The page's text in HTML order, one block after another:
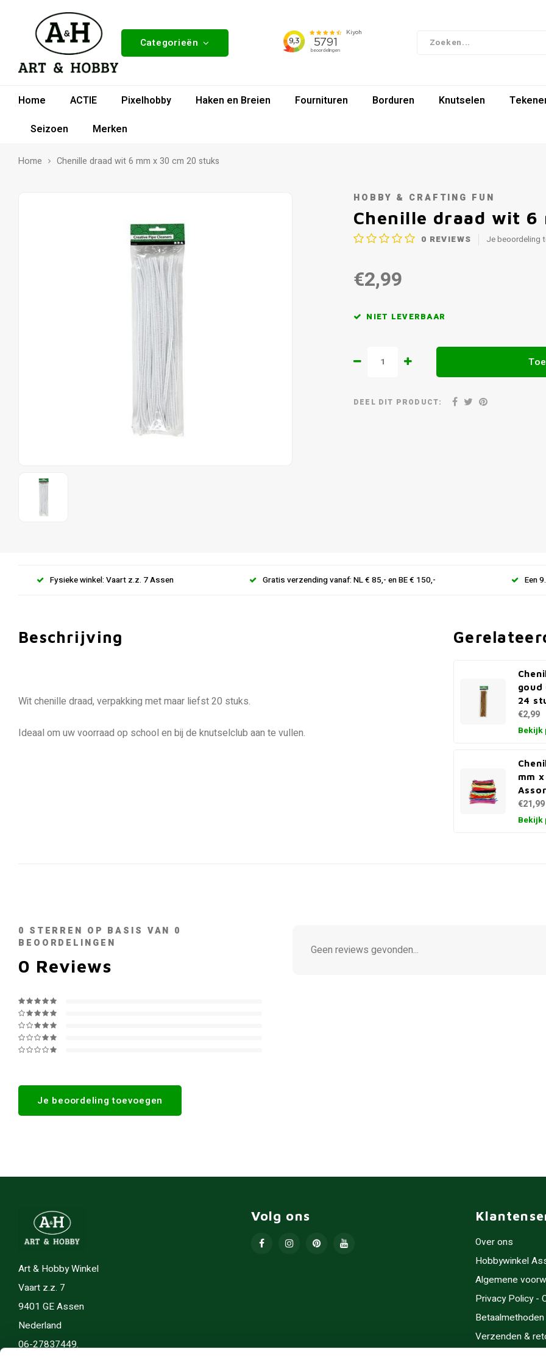
Categorieën
Home ACTIE Pixelhobby Haken en Breien Fournituren Borduren Knutselen
Seizoen
Merken
Home Chenille draad wit 6 mm x 30 cm 20 stuks
HOBBY & CRAFTING FUN
Chenille draad wit 6
0 REVIEWS Je beoordeling
€2,99
NIET LEVERBAAR
DEEL DIT PRODUCT:
Fysieke winkel: Vaart z.z. 7 Assen Gratis verzending vanaf: NL € 85,- en BE € 150,- Een
Beschrijving
Wit chenille draad, verpakking met maar liefst 20 stuks.
Ideaal om uw voorraad op school en bij de knutselclub aan te vullen.
goud
24
€2,99
Bekijk
mm
€21,99
Bekijk
0 STERREN OP BASIS VAN 0
BEOORDELINGEN
0 Reviews
Je beoordeling toevoegen
Geen reviews gevonden...
Art & Hobby Winkel
Vaart z.z. 7
9401 GE Assen
Nederland
06-27837449.
Volg ons
Over ons
Hobbywinkel
Algemene
Privacy Policy -
Betaalmethoden
Verzenden &